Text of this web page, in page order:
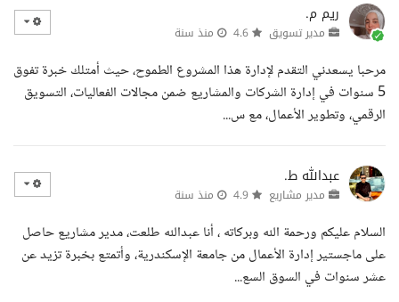
ريم م.
مدير تسويق منذ سنة
مرحبا يسعدني التقدم لإدارة هذا المشروع الطموح، حيث أمتلك خبرة تفوق
5 سنوات في إدارة الشركات والمشاريع ضمن مجالات الفعاليات، التسويق
الرقمي، وتطوير الأعمال، مع س...
عبدالله ط.
مدير مشاريع منذ سنة
السلام عليكم ورحمة الله وبركاته ، أنا عبدالله طلعت، مدير مشاريع حاصل
على ماجستير إدارة الأعمال من جامعة الإسكندرية، وأتمتع بخبرة تزيد عن
عشر سنوات في السوق السع...